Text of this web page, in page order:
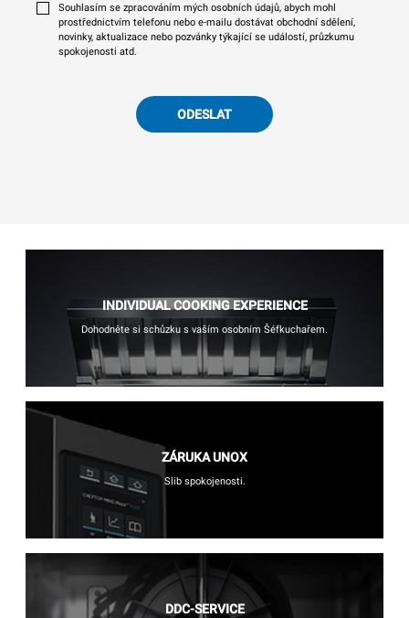
Souhlasím se zpracováním mých osobních údajů, abych mohl
prostřednictvím telefonu nebo e-mailu dostávat obchodní sdělení,
novinky, aktualizace nebo pozvánky týkající se událostí, průzkumu
spokojenosti atd.
ODESLAT
INDIVIDUAL COOKING EXPERIENCE
Dohodněte si schůzku s vaším osobním Šéfkuchařem.
ZÁRUKA UNOX
Slib spokojenosti.
DDC-SERVICE